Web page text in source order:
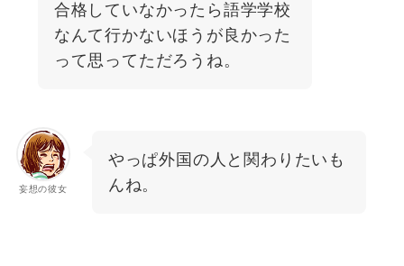
合格していなかったら語学学校
なんて行かないほうが良かった
って思ってただろうね。
妄想の彼女
やっぱ外国の人と関わりたいも
んね。